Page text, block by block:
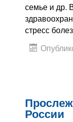
семье и др.
стресс
России